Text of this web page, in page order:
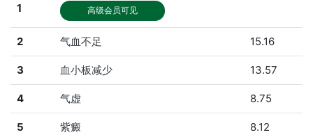
1 高级会员可见
2 气血不足 15.16
3 血小板减少 13.57
4 气虚 8.75
5 紫癜 8.12